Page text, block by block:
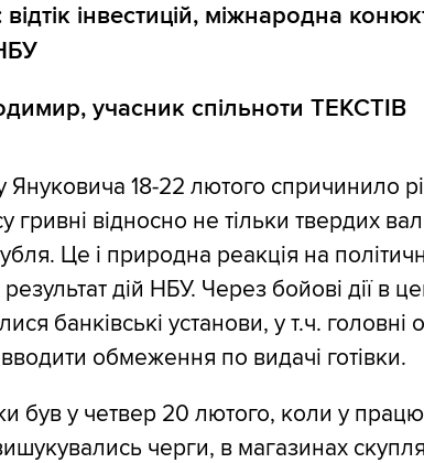
інвестицій, міжнародна
учасник спільноти ТЕКСТІВ
18-22 лютого спричинило
гривні відносно не тільки твердих
Це і природна реакція на
результат дій НБУ. Через бойові дії в
банківські установи, у т.ч. головні
обмеження по видачі готівки.
був у четвер 20 лютого, коли у
черги, в магазинах